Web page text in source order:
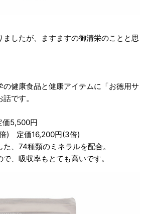
したが、ますますの御清栄のことと思
健康食品と健康アイテムに「お徳用サ
です。
5,500円
) 定価16,200円(3倍)
、74種類のミネラルを配合。
、吸収率もとても高いです。